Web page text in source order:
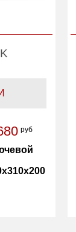
руб